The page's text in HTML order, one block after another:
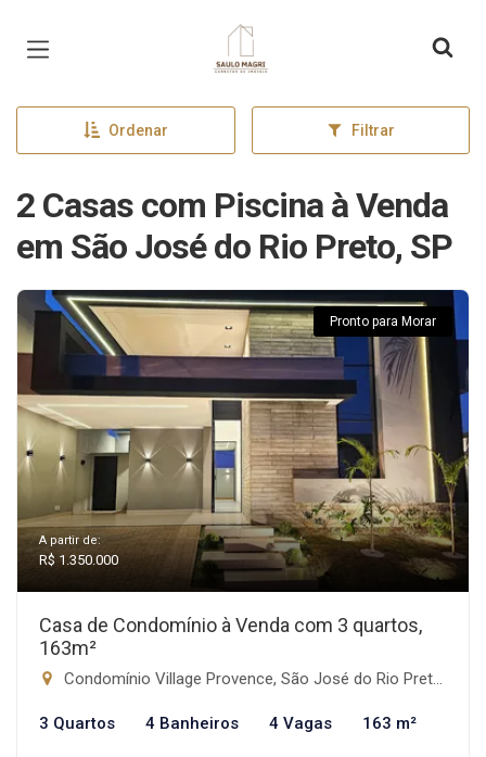
Página inicial
Ordenar Filtrar
2 Casas com Piscina à Venda
em São José do Rio Preto, SP
Pronto para Morar
A partir de:
R$ 1.350.000
Casa de Condomínio à Venda com 3 quartos,
163m²
Condomínio Village Provence, São José do Rio Preto-SP
3 Quartos 4 Banheiros 4 Vagas 163 m²